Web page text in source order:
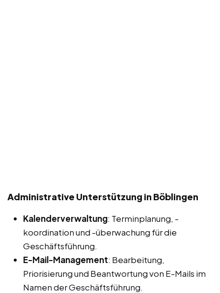
Administrative Unterstützung in Böblingen
Kalenderverwaltung: Terminplanung, -
koordination und -überwachung für die
Geschäftsführung.
E-Mail-Management: Bearbeitung,
Priorisierung und Beantwortung von E-Mails im
Namen der Geschäftsführung.